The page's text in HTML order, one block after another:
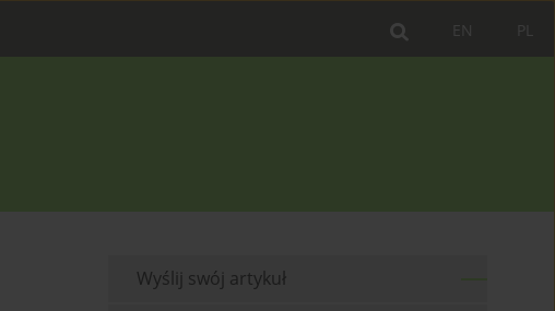
PL
EN
Wyślij swój artykuł